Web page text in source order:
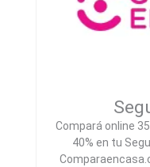
Compará online
40% en tu